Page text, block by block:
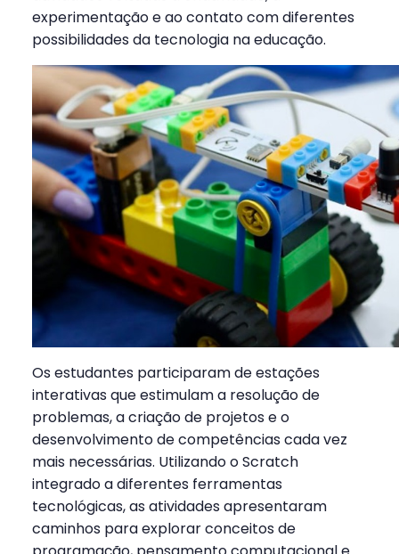
experimentação e ao contato com diferentes
possibilidades da tecnologia na educação.
Os estudantes participaram de estações
interativas que estimulam a resolução de
problemas, a criação de projetos e o
desenvolvimento de competências cada vez
mais necessárias. Utilizando o Scratch
integrado a diferentes ferramentas
tecnológicas, as atividades apresentaram
caminhos para explorar conceitos de